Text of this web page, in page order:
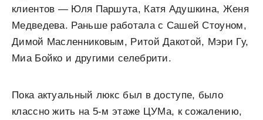
клиентов — Юля Паршута, Катя Адушкина, Женя
Медведева. Раньше работала с Сашей Стоуном,
Димой Масленниковым, Ритой Дакотой, Мэри Гу,
Миа Бойко и другими селебрити.
Пока актуальный люкс был в доступе, было
классно жить на 5-м этаже ЦУМа, к сожалению,